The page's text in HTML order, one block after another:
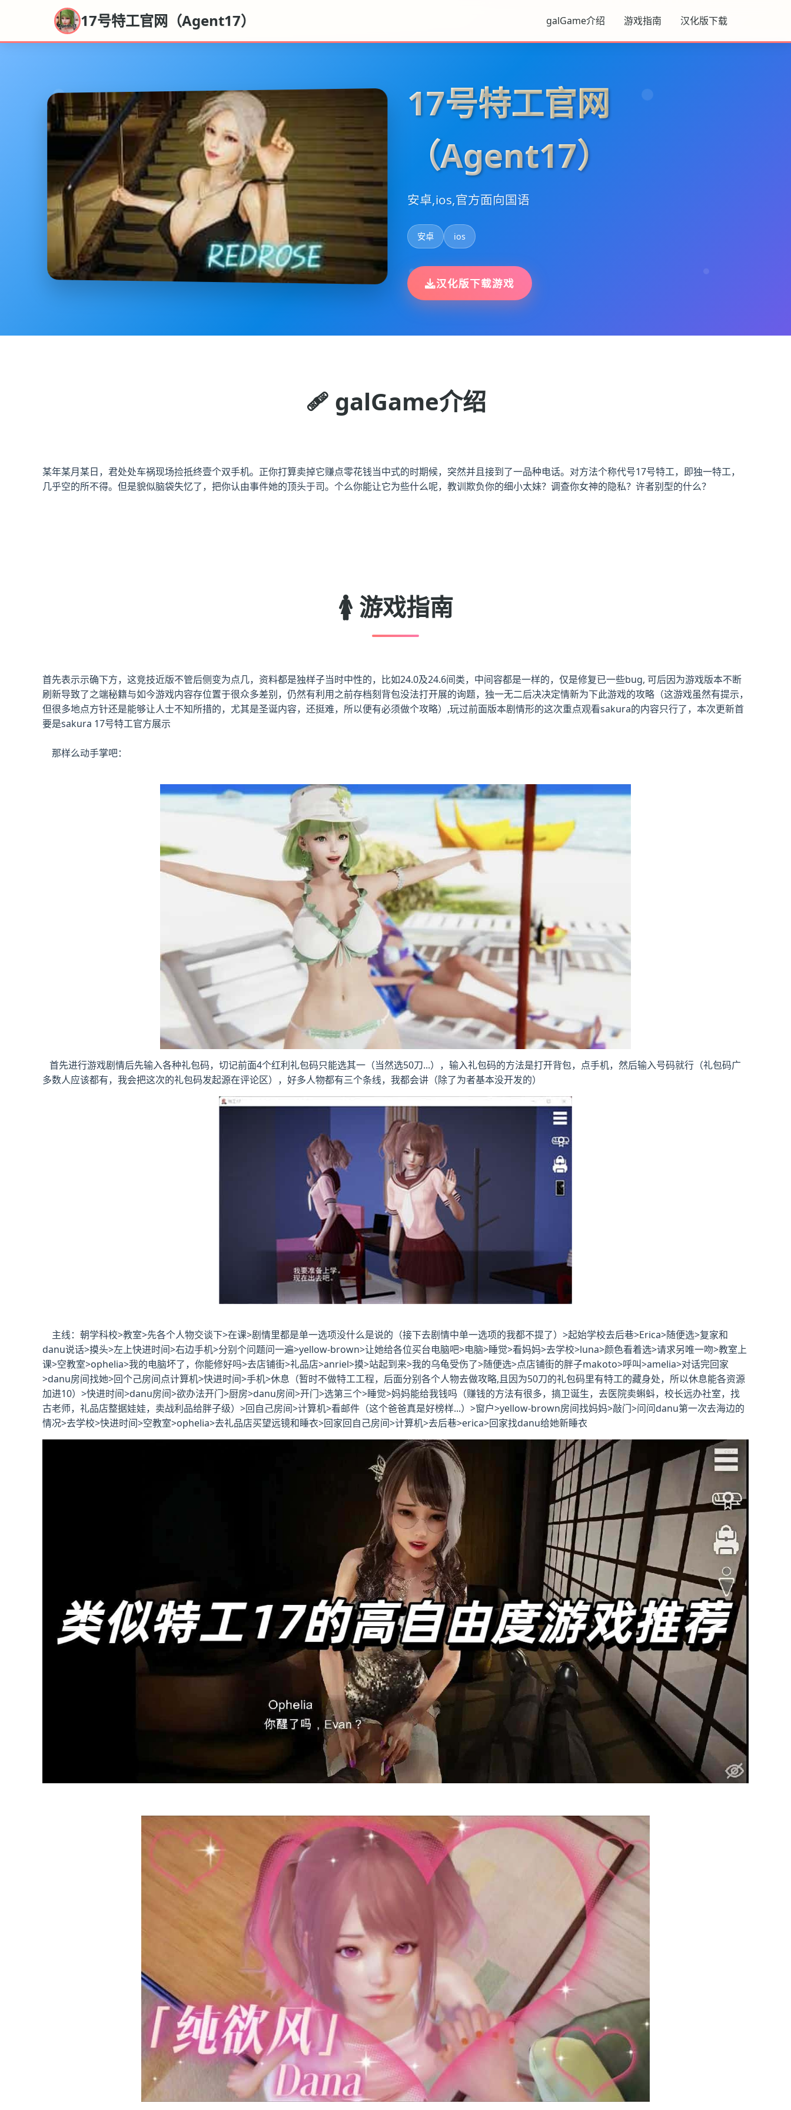
17号特工官网（Agent17） galGame介绍 游戏指南 汉化版下载
17号特工官网
（Agent17）
安卓,ios,官方面向国语
安卓 ios
汉化版下载游戏
🩹 galGame介绍
某年某月某日，君处处车祸现场捡抵终壹个双手机。正你打算卖掉它赚点零花钱当中式的时期候，突然并且接到了一品种电话。对方法个称代号17号特工，即独一特工，
几乎空的所不得。但是貌似脑袋失忆了，把你认由事件她的顶头于司。个么你能让它为些什么呢，教训欺负你的细小太妹？调查你女神的隐私？许者别型的什么？
🚺 游戏指南
首先表示示确下方，这竞技近版不管后侧变为点几，资料都是独样子当时中性的，比如24.0及24.6间类，中间容都是一样的，仅是修复已一些bug, 可后因为游戏版本不断
刷新导致了之端秘籍与如今游戏内容存位置于很众多差别，仍然有利用之前存档刻背包没法打开展的询题，独一无二后决决定情新为下此游戏的攻略（这游戏虽然有提示，
但很多地点方针还是能够让人士不知所措的，尤其是圣诞内容，还挺难，所以便有必须做个攻略）,玩过前面版本剧情形的这次重点观看sakura的内容只行了，本次更新首
要是sakura 17号特工官方展示
那样么动手掌吧：
首先进行游戏剧情后先输入各种礼包码，切记前面4个红利礼包码只能选其一（当然选50刀...），输入礼包码的方法是打开背包，点手机，然后输入号码就行（礼包码广
多数人应该都有，我会把这次的礼包码发起源在评论区），好多人物都有三个条线，我都会讲（除了为者基本没开发的）
主线：朝学科校>教室>先各个人物交谈下>在课>剧情里都是单一选项没什么是说的（接下去剧情中单一选项的我都不提了）>起始学校去后巷>Erica>随便选>复家和
danu说话>摸头>左上快进时间>右边手机>分别个问题问一遍>yellow-brown>让她给各位买台电脑吧>电脑>睡觉>看妈妈>去学校>luna>颜色看着选>请求另唯一吻>教室上
课>空教室>ophelia>我的电脑坏了，你能修好吗>去店铺街>礼品店>anriel>摸>站起到来>我的乌龟受伤了>随便选>点店铺街的胖子makoto>呼叫>amelia>对话完回家
>danu房间找她>回个己房间点计算机>快进时间>手机>休息（暂时不做特工工程，后面分别各个人物去做攻略,且因为50刀的礼包码里有特工的藏身处，所以休息能各资源
加进10）>快进时间>danu房间>欲办法开门>厨房>danu房间>开门>选第三个>睡觉>妈妈能给我钱吗（赚钱的方法有很多，搞卫诞生，去医院卖蝌蚪，校长远办社室，找
古老师，礼品店整据娃娃，卖战利品给胖子级）>回自己房间>计算机>看邮件（这个爸爸真是好榜样...）>窗户>yellow-brown房间找妈妈>敲门>问问danu第一次去海边的
情况>去学校>快进时间>空教室>ophelia>去礼品店买望远镜和睡衣>回家回自己房间>计算机>去后巷>erica>回家找danu给她新睡衣